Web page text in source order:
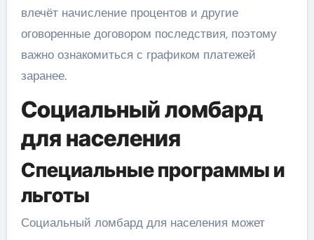
влечёт начисление процентов и другие
оговоренные договором последствия, поэтому
важно ознакомиться с графиком платежей
заранее.
Социальный ломбард
для населения
Специальные программы и
льготы
Социальный ломбард для населения может